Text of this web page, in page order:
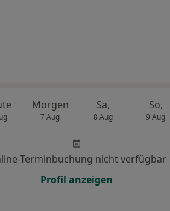
Morgen
7 Aug
Sa,
8 Aug
So,
9 Aug
Terminbuchung nicht verfügbar
Profil anzeigen